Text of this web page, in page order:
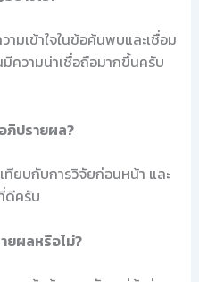
มเข้าใจในข้อค้นพบและเชื่อม
ความน่าเชื่อถือมากขึ้นครับ
ภิปรายผล?
ทียบกับการวิจัยก่อนหน้า และ
ดีครับ
ยผลหรือไม่?